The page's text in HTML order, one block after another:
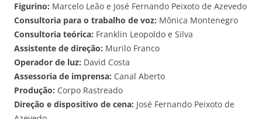
Figurino: Marcelo Leão e José Fernando Peixoto de Azevedo
Consultoria para o trabalho de voz: Mônica Montenegro
Consultoria teórica: Franklin Leopoldo e Silva
Assistente de direção: Murilo Franco
Operador de luz: David Costa
Assessoria de imprensa: Canal Aberto
Produção: Corpo Rastreado
Direção e dispositivo de cena: José Fernando Peixoto de